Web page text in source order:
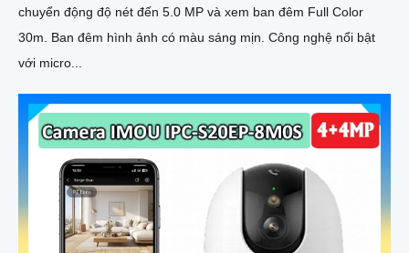
chuyển động độ nét đến 5.0 MP và xem ban đêm Full Color
30m. Ban đêm hình ảnh có màu sáng mịn. Công nghệ nổi bật
với micro...